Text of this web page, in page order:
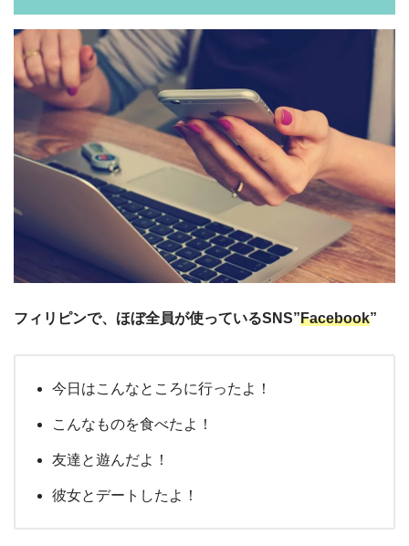
フィリピンで、ほぼ全員が使っているSNS”Facebook”
今日はこんなところに行ったよ！
こんなものを食べたよ！
友達と遊んだよ！
彼女とデートしたよ！